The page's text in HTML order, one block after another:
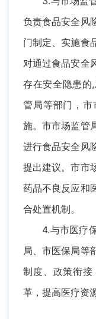
负责食品安全风
门制定、实施食
对通过食品安全
存在安全隐患的
管局等部门，
施。市市场监管
进行食品安全风
提出建议。市市
药品不良反应和
合处置机制。
4.与市医疗保
局、市医保局等
制度、政策衔
革，提高医疗资